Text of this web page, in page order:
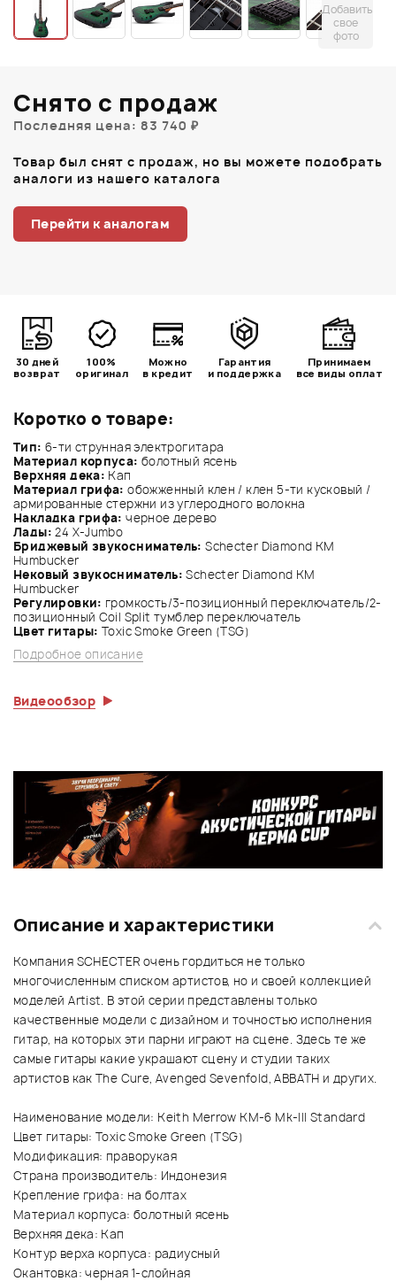
Добавить
свое
фото
Коротко о товаре:
Тип: 6-ти струнная электрогитара
Материал корпуса:болотный ясень
Верхняя дека: Кап
Материал грифа:обожженный клен / клен 5-ти кусковый /
армированные стержни из углеродного волокна
Накладка грифа:черное дерево
Лады: 24 X-Jumbo
Бриджевый звукосниматель: Schecter Diamond KM
Humbucker
Нековый звукосниматель: Schecter Diamond KM
Humbucker
Регулировки: громкость/3-позиционный переключатель/2-
позиционный Coil Split тумблер переключатель
Цвет гитары:Toxic Smoke Green (TSG)
Подробное описание
Видеообзор
Снято с продаж
Последняя цена: 83 740 ₽
Товар был снят с продаж, но вы можете подобрать
аналоги из нашего каталога
Перейти к аналогам
30 дней
возврат
100%
оригинал
Можно
в кредит
Гарантия
и поддержка
Принимаем
все виды оплат
Описание и характеристики
Компания SCHECTER очень гордиться не только
многочисленным списком артистов, но и своей коллекцией
моделей Artist. В этой серии представлены только
качественные модели с дизайном и точностью исполнения
гитар, на которых эти парни играют на сцене. Здесь те же
самые гитары какие украшают сцену и студии таких
артистов как The Cure, Avenged Sevenfold, ABBATH и других.
Наименование модели: Keith Merrow KM-6 Mk-III Standard
Цвет гитары: Toxic Smoke Green (TSG)
Модификация: праворукая
Страна производитель: Индонезия
Крепление грифа: на болтах
Материал корпуса: болотный ясень
Верхняя дека: Кап
Контур верха корпуса: радиусный
Окантовка: черная 1-слойная